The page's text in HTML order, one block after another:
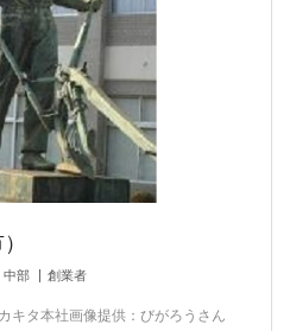
中部 創業者
タ本社画像提供：びがろうさん